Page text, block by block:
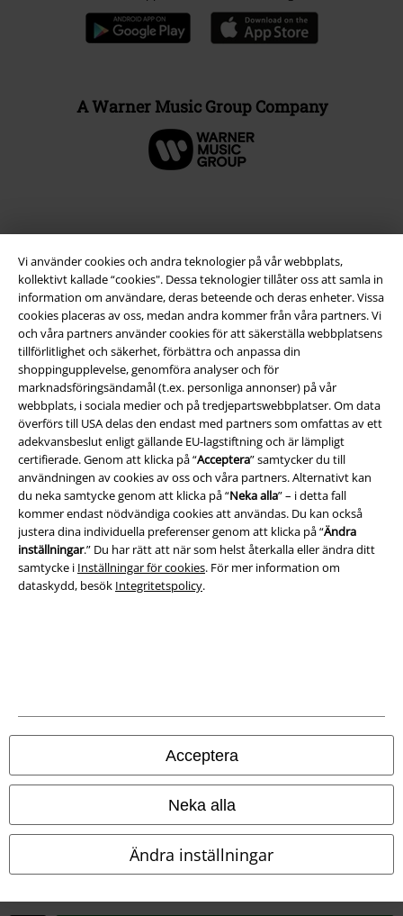
Vi använder cookies och andra teknologier på vår webbplats,
kollektivt kallade “cookies". Dessa teknologier tillåter oss att samla in
information om användare, deras beteende och deras enheter. Vissa
cookies placeras av oss, medan andra kommer från våra partners. Vi
och våra partners använder cookies för att säkerställa webbplatsens
tillförlitlighet och säkerhet, förbättra och anpassa din
shoppingupplevelse, genomföra analyser och för
marknadsföringsändamål (t.ex. personliga annonser) på vår
webbplats, i sociala medier och på tredjepartswebbplatser. Om data
överförs till USA delas den endast med partners som omfattas av ett
adekvansbeslut enligt gällande EU-lagstiftning och är lämpligt
certifierade. Genom att klicka på “Acceptera” samtycker du till
användningen av cookies av oss och våra partners. Alternativt kan
du neka samtycke genom att klicka på “Neka alla” – i detta fall
kommer endast nödvändiga cookies att användas. Du kan också
justera dina individuella preferenser genom att klicka på “Ändra
inställningar.” Du har rätt att när som helst återkalla eller ändra ditt
samtycke i Inställningar för cookies. För mer information om
dataskydd, besök Integritetspolicy.
Acceptera
Neka alla
Ändra inställningar
A Warner Music Group Company
Juridisk information/Villkor
Villkor
Om oss
Ladda ner villkoren
Avfallshantering och miljöskydd
Försäkran om överensstämmelse
Våra onlinebutiker